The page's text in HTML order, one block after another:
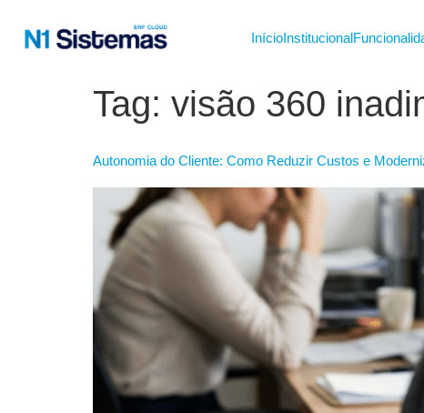
InícioInstitucional
Tag: visão 360
Autonomia do Cliente: Como Reduzir Custos e